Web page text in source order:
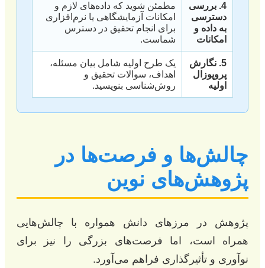
4. بررسی
دسترسی
به داده و
امکانات
مطمئن شوید که داده‌های لازم و
امکانات آزمایشگاهی یا نرم‌افزاری
برای انجام تحقیق در دسترس
شماست.
5. نگارش
پروپوزال
اولیه
یک طرح اولیه شامل بیان مسئله،
اهداف، سوالات تحقیق و
روش‌شناسی بنویسید.
چالش‌ها و فرصت‌ها در
پژوهش‌های نوین
پژوهش در مرزهای دانش همواره با چالش‌هایی
همراه است، اما فرصت‌های بزرگی را نیز برای
نوآوری و تأثیرگذاری فراهم می‌آورد.